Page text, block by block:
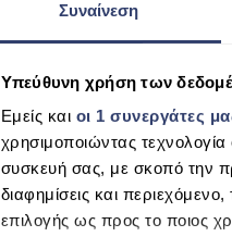
Συναίνεση
Υπεύθυνη χρήση των
Εμείς και οι 1 συνεργάτες
χρησιμοποιώντας
συσκευή σας, με σκοπό την
διαφημίσεις και
επιλογής ως προς το ποιος